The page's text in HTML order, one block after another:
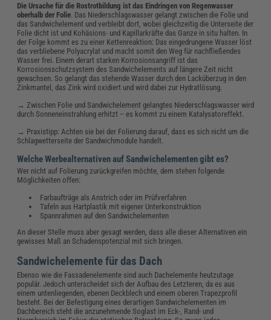
Die Ursache für die Rostrotbildung ist das Eindringen von Regenwasser
oberhalb der Folie . Das Niederschlagswasser gelangt zwischen die Folie und
das Sandwichelement und verbleibt dort, wobei gleichzeitig die Unterseite der
Folie dicht ist und Kohäsions- und Kapillarkräfte das Ganze in situ halten. In
der Folge kommt es zu einer Kettenreaktion: Das eingedrungene Wasser löst
das verbliebene Polyacrylat und macht somit den Weg für nachfließendes
Wasser frei. Einem derart starken Korrosionsangriff ist das
Korrosionsschutzsystem des Sandwichelements auf längere Zeit nicht
gewachsen. So gelangt das stehende Wasser durch den Lacküberzug in den
Zinkmantel, das Zink wird oxidiert und wird dabei zur Hydratlösung.
→ Zwischen Folie und Sandwichelement gelangtes Niederschlagswasser wird
durch Sonneneinstrahlung erhitzt – es kommt zu einem Katalysatoreffekt.
→ Praxistipp: Achten sie bei der Folierung darauf, dass es sich nicht um die
Schlagwetterseite der Sandwichmodule handelt.
Welche Werbealternativen auf Sandwichelementen gibt es?
Wer nicht auf Folierung zurückgreifen möchte, dem stehen folgende
Möglichkeiten offen:
Farbaufträge als Anstrich oder im Prüfverfahren
Tafeln aus Hartplastik mit eigener Unterkonstruktion
Spannrahmen auf den Sandwichelementen
An dieser Stelle muss aber gesagt werden, dass alle dieser Alternativen ein
gewisses Maß an Schadenspotenzial mit sich bringen.
Sandwichelemente für das Dach
Ebenso wie die Fassadenelemente sind auch Dachelemente heutzutage
populär. Jedoch unterscheidet sich der Aufbau des Letzteren, da es aus
einem untenliegenden, ebenen Deckblech und einem oberen Trapezprofil
besteht. Bei der Befestigung eines derartigen Sandwichelementen im
Dachbereich steht die anzunehmende Soglast im Eck-, Rand- und